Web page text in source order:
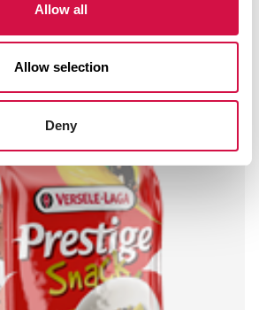
Allow all
Allow selection
Deny